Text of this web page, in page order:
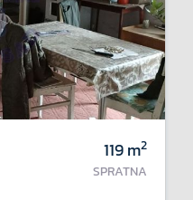
119m2
SPRATNA